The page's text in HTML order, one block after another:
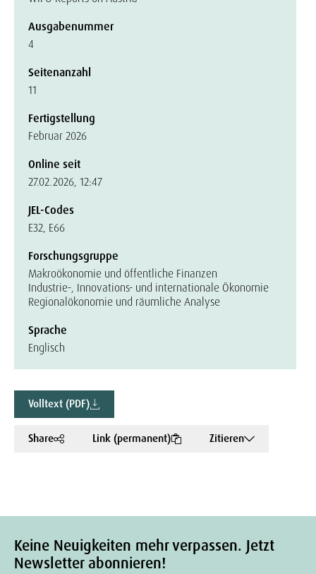
Ausgabenummer
4
Seitenanzahl
11
Fertigstellung
Februar 2026
Online seit
27.02.2026, 12:47
JEL-Codes
E32, E66
Forschungsgruppe
Makroökonomie und öffentliche Finanzen
Industrie-, Innovations- und internationale Ökonomie
Regionalökonomie und räumliche Analyse
Sprache
Englisch
Volltext (PDF)
Share Link (permanent) Zitieren
Keine Neuigkeiten mehr verpassen. Jetzt
Newsletter abonnieren!